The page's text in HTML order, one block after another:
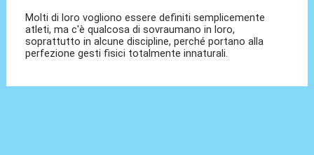
Molti di loro vogliono essere definiti semplicemente
atleti, ma c'è qualcosa di sovraumano in loro,
soprattutto in alcune discipline, perché portano alla
perfezione gesti fisici totalmente innaturali.